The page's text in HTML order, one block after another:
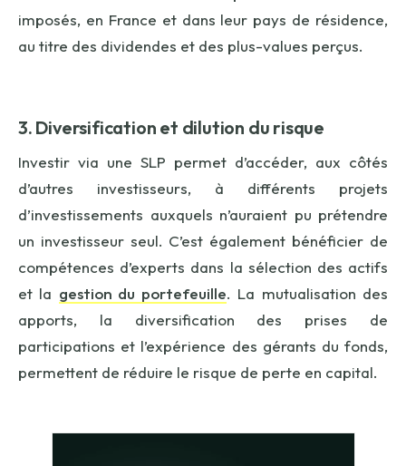
imposés, en France et dans leur pays de résidence,
au titre des dividendes et des plus-values perçus.
3. Diversification et dilution du risque
Investir via une SLP permet d’accéder, aux côtés
d’autres investisseurs, à différents projets
d’investissements auxquels n’auraient pu prétendre
un investisseur seul. C’est également bénéficier de
compétences d’experts dans la sélection des actifs
et la gestion du portefeuille. La mutualisation des
apports, la diversification des prises de
participations et l’expérience des gérants du fonds,
permettent de réduire le risque de perte en capital.